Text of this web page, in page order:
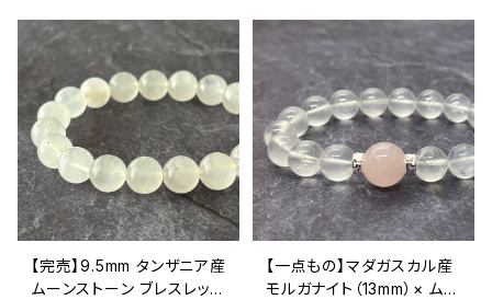
【完売】9.5mm タンザニア産
ムーンストーン ブレスレット
【一点もの】マダガスカル産
モルガナイト（13mm）× ムー